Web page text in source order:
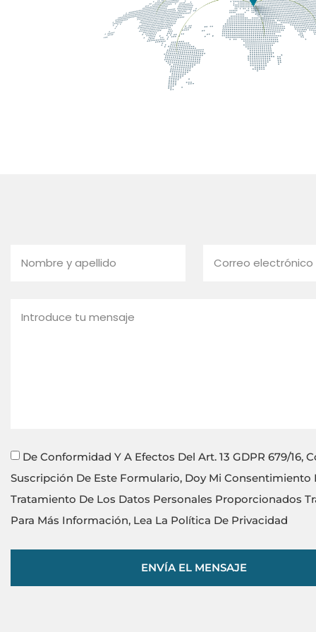
De Conformidad Y A Efectos Del Art. 13 GDPR 679/16,
Suscripción De Este Formulario, Doy Mi Consentimiento
Tratamiento De Los Datos Personales Proporcionados
Para Más Información, Lea La Política De Privacidad
ENVÍA EL MENSAJE